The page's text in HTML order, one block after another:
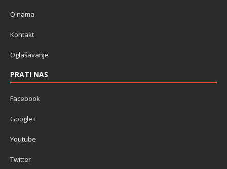
O nama
Kontakt
Oglašavanje
PRATI NAS
Facebook
Google+
Youtube
Twitter